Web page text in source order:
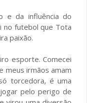
e da influência do
no futebol que Tota
paixão.
esporte. Comecei
meus irmãos amam
torcedora, é uma
pelo perigo de